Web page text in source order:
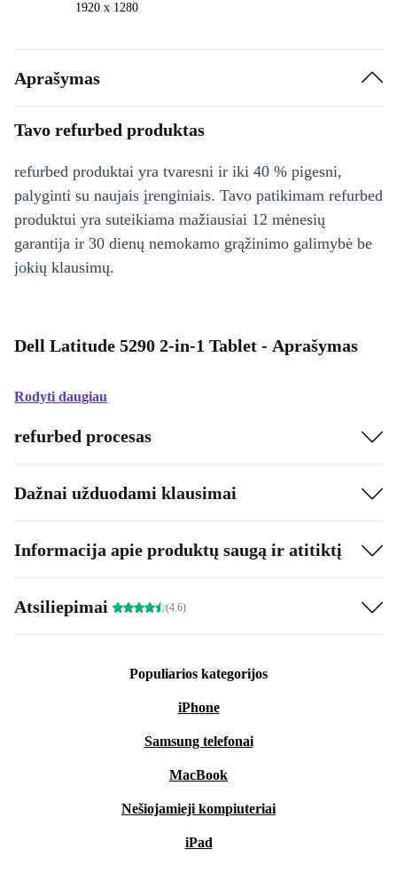
1920 x 1280
Aprašymas
Tavo refurbed produktas
refurbed produktai yra tvaresni ir iki 40 % pigesni,
palyginti su naujais įrenginiais. Tavo patikimam refurbed
produktui yra suteikiama mažiausiai 12 mėnesių
garantija ir 30 dienų nemokamo grąžinimo galimybė be
jokių klausimų.
Dell Latitude 5290 2-in-1 Tablet - Aprašymas
Rodyti daugiau
refurbed procesas
Dažnai užduodami klausimai
Informacija apie produktų saugą ir atitiktį
Atsiliepimai (4.6)
Populiarios kategorijos
iPhone
Samsung telefonai
MacBook
Nešiojamieji kompiuteriai
iPad